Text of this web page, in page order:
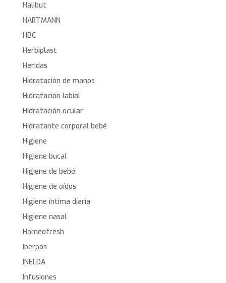
Halibut
HARTMANN
HBC
Herbiplast
Heridas
Hidratación de manos
Hidratación labial
Hidratación ocular
Hidratante corporal bebé
Higiene
Higiene bucal
Higiene de bebé
Higiene de oídos
Higiene íntima diaria
Higiene nasal
Homeofresh
Iberpos
INELDA
Infusiones